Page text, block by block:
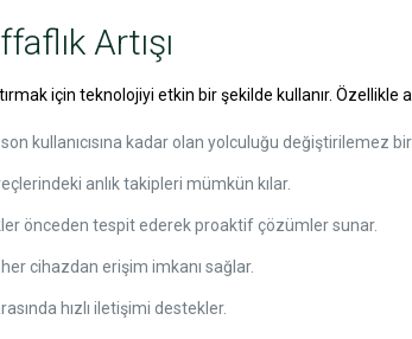
Artışı
için teknolojiyi etkin bir şekilde kullanır. Özellikle
kullanıcısına kadar olan yolculuğu değiştirilemez bir
anlık takipleri mümkün kılar.
önceden tespit ederek proaktif çözümler sunar.
cihazdan erişim imkanı sağlar.
hızlı iletişimi destekler.